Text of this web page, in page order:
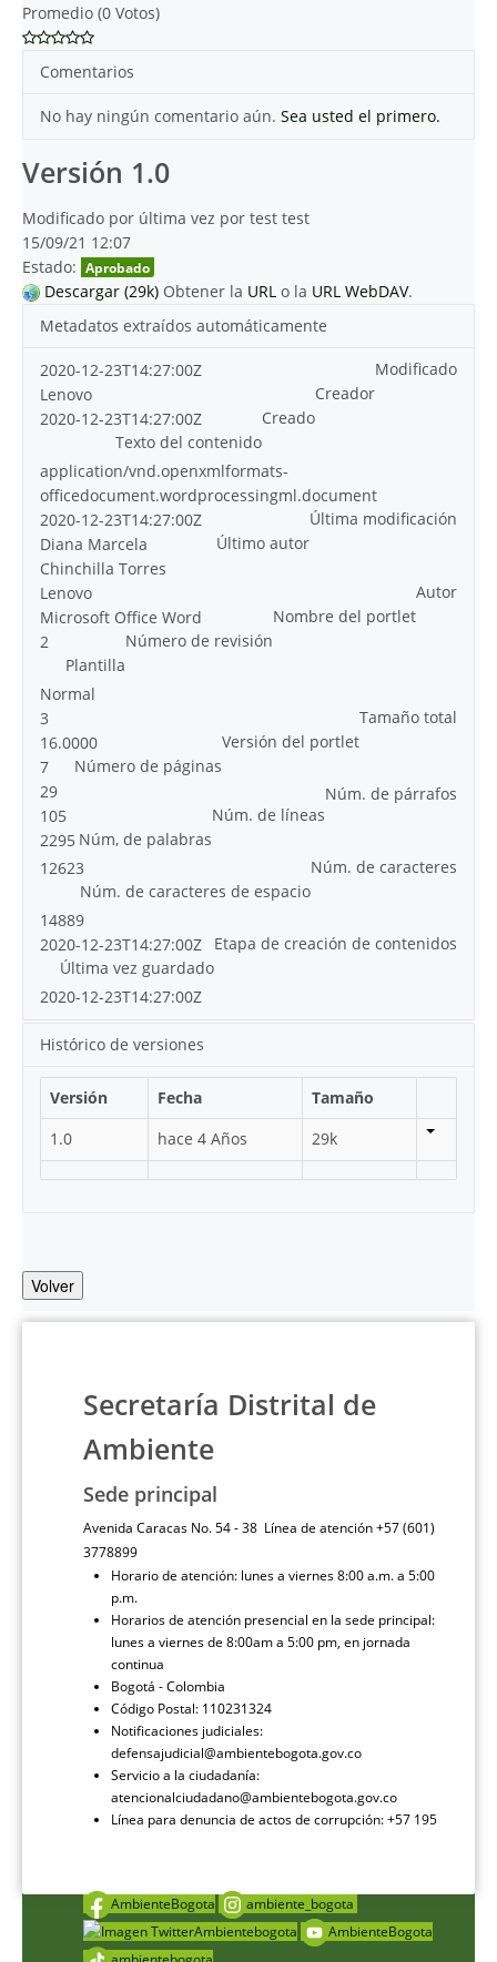
Promedio (0 Votos)
Comentarios
No hay ningún comentario aún. Sea usted el primero.
Versión 1.0
Modificado por última vez por test test
15/09/21 12:07
Estado: Aprobado
Descargar (29k) Obtener la URL o la URL WebDAV.
Metadatos extraídos automáticamente
Modificado
2020-12-23T14:27:00Z
Creador
Lenovo
Creado
2020-12-23T14:27:00Z
Texto del contenido
application/vnd.openxmlformats-
officedocument.wordprocessingml.document
Última modificación
2020-12-23T14:27:00Z
Último autor
Diana Marcela
Chinchilla Torres
Autor
Lenovo
Nombre del portlet
Microsoft Office Word
Número de revisión
2
Plantilla
Normal
Tamaño total
3
Versión del portlet
16.0000
Número de páginas
7
Núm. de párrafos
29
Núm. de líneas
105
Núm, de palabras
2295
Núm. de caracteres
12623
Núm. de caracteres de espacio
14889
Etapa de creación de contenidos
2020-12-23T14:27:00Z
Última vez guardado
2020-12-23T14:27:00Z
Histórico de versiones
Versión Fecha
Tamaño
1.0
hace 4 Años 29k
Volver
Secretaría Distrital de
Ambiente
Sede principal
Avenida Caracas No. 54 - 38 Línea de atención +57 (601)
3778899
Horario de atención: lunes a viernes 8:00 a.m. a 5:00
p.m.
Horarios de atención presencial en la sede principal:
lunes a viernes de 8:00am a 5:00 pm, en jornada
continua
Bogotá - Colombia
Código Postal: 110231324
Notificaciones judiciales:
defensajudicial@ambientebogota.gov.co
Servicio a la ciudadanía:
atencionalciudadano@ambientebogota.gov.co
Línea para denuncia de actos de corrupción: +57 195
AmbienteBogota
ambiente_bogota
Ambientebogota
AmbienteBogota